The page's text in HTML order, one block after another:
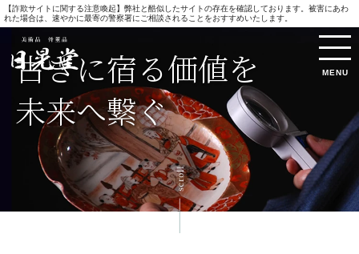
【詐欺サイトに関する注意喚起】弊社と酷似したサイトの存在を確認しております。被害にあわ
れた場合は、速やかに最寄の警察署にご相談されることをおすすめいたします。
MENU
古きに宿る価値を
未来へ繋ぐ